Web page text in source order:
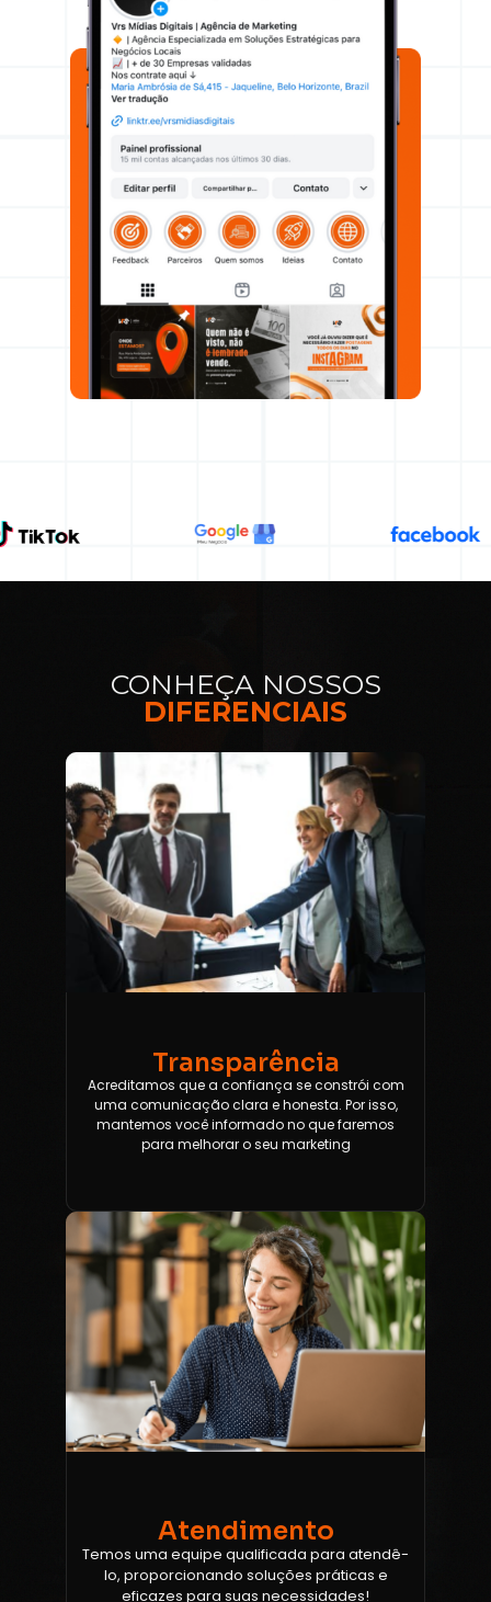
CONHEÇA NOSSOS
DIFERENCIAIS
Transparência
Acreditamos que a confiança se constrói com
uma comunicação clara e honesta. Por isso,
mantemos você informado no que faremos
para melhorar o seu marketing
Atendimento
Temos uma equipe qualificada para atendê-
lo, proporcionando soluções práticas e
eficazes para suas necessidades!